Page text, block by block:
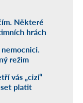
Některé
hrách
režim
vás „cizí“
platit